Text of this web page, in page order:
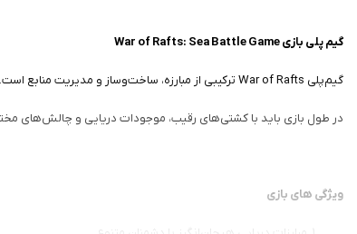
گیم پلی بازی War of Rafts: Sea Battle Game
گیم‌پلی War of Rafts ترکیبی از مبارزه، ساخت‌وساز و مدیریت منابع است. بازیکنان در ابتدا با یک قایق ساده شروع می‌کنند و با جمع‌آوری آیتم‌ها و شکست دادن دشمنان، امکان ارتقای کشتی و افزایش قدرت دفاعی و هجومی خود را به دست می‌آورند.
در طول بازی باید با کشتی‌های رقیب، موجودات دریایی و چالش‌های
ویژگی‌ های بازی